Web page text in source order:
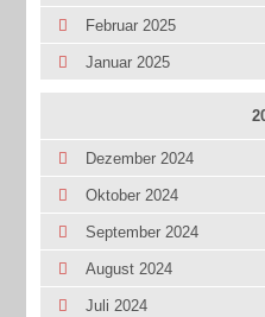
Februar 2025
Januar 2025
Dezember 2024
Oktober 2024
September 2024
August 2024
Juli 2024